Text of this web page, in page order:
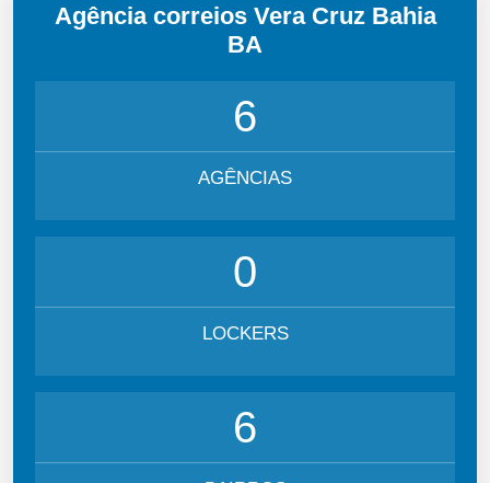
Agência correios Vera Cruz Bahia
BA
6
AGÊNCIAS
0
LOCKERS
6